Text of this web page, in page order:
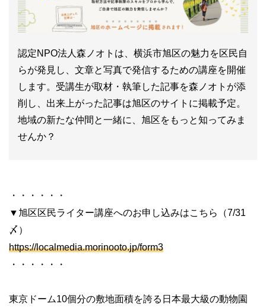
認定NPO法人森ノオトは、横浜市旭区の魅力を区民自
らが発見し、文章と写真で発信するための講座を開催
します。受講生が取材・執筆した記事を森ノオトが添
削し、出来上がった記事は旭区のサイトに掲載予定。
地域の新たな仲間と一緒に、旭区をもっと知ってみま
せんか？
・・・・・・
▼旭区区民ライター講座へのお申し込みはこちら（7/31
〆）
https://localmedia.morinooto.jp/form3
・・・・・・
東京ドーム10個分の敷地面積を誇る日本最大級の動物園